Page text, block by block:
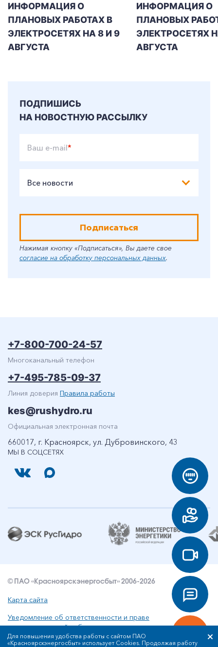
+7-800-700-24-57
Частным клиентам
Корпоративным клиентам
ИНФОРМАЦИЯ О
ПЛАНОВЫХ РАБОТАХ В
ЭЛЕКТРОСЕТЯХ НА 8 И 9
АВГУСТА
ИНФОРМАЦИЯ О
ПЛАНОВЫХ
ЭЛЕКТРОСЕТЯХ
АВГУСТА
ПОДПИШИСЬ
НА НОВОСТНУЮ РАССЫЛКУ
Ваш e-mail*
Все новости
Подписаться
Нажимая кнопку «Подписаться», Вы даете свое
согласие на обработку персональных данных.
МЫ В СОЦСЕТЯХ
+7-800-700-24-57
Многоканальный телефон
+7-495-785-09-37
Линия доверия Правила работы
kes@rushydro.ru
Официальная электронная почта
660017, г. Красноярск, ул. Дубровинского, 43
© ПАО «Красноярскэнергосбыт» 2006-2026
Карта сайта
Уведомление об ответственности и праве
интеллектуальной собственности
Политика ПАО «Красноярскэнергосбыт» в отношении
Для повышения удобства работы с сайтом ПАО
«Красноярскэнергосбыт» использует Cookies. Продолжая работу